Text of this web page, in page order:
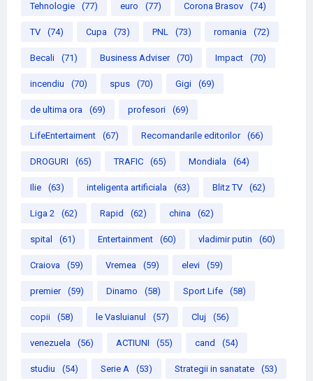
Tehnologie (77) euro (77) Corona Brasov (74)
TV (74) Cupa (73) PNL (73) romania (72)
Becali (71) Business Adviser (70) Impact (70)
incendiu (70) spus (70) Gigi (69)
de ultima ora (69) profesori (69)
LifeEntertaiment (67) Recomandarile editorilor (66)
DROGURI (65) TRAFIC (65) Mondiala (64)
Ilie (63) inteligenta artificiala (63) Blitz TV (62)
Liga 2 (62) Rapid (62) china (62)
spital (61) Entertainment (60) vladimir putin (60)
Craiova (59) Vremea (59) elevi (59)
premier (59) Dinamo (58) Sport Life (58)
copii (58) le Vasluianul (57) Cluj (56)
venezuela (56) ACTIUNI (55) cand (54)
studiu (54) Serie A (53) Strategii in sanatate (53)